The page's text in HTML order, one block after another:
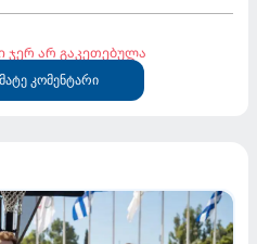
ჯერ არ გაკეთებულა
კომენტარი